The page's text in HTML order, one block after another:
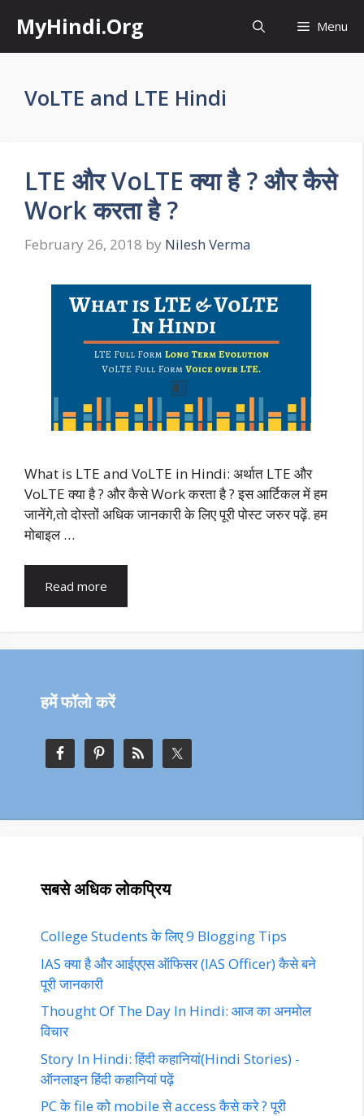
content
MyHindi.Org Menu
VoLTE and LTE Hindi
LTE और VoLTE क्या है ? और कैसे
Work करता है ?
February 26, 2018 by Nilesh Verma
What is LTE and VoLTE in Hindi: अर्थात LTE और
VoLTE क्या है ? और कैसे Work करता है ? इस आर्टिकल में हम
जानेंगे,तो दोस्तों अधिक जानकारी के लिए पूरी पोस्ट जरुर पढ़ें. हम
मोबाइल …
Read more
हमें फॉलो करें
सबसे अधिक लोकप्रिय
College Students के लिए 9 Blogging Tips
IAS क्या है और आईएएस ऑफिसर (IAS Officer) कैसे बने
पूरी जानकारी
Thought Of The Day In Hindi: आज का अनमोल
विचार
Story In Hindi: हिंदी कहानियां(Hindi Stories) -
ऑनलाइन हिंदी कहानियां पढ़ें‎‎
PC के file को mobile से access कैसे करे ? पूरी